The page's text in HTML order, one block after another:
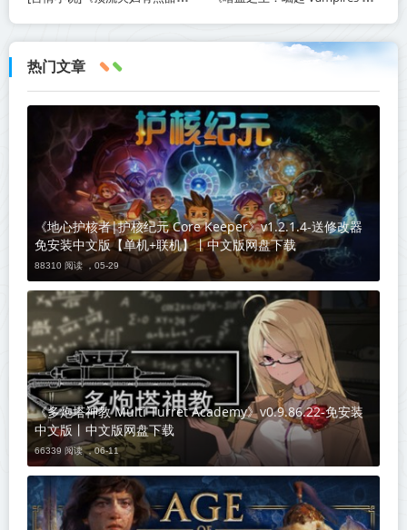
热门文章
《地心护核者|护核纪元 Core Keeper》v1.2.1.4-送修改器
免安装中文版【单机+联机】丨中文版网盘下载
88310 阅读 ，05-29
《多炮塔神教 Multi Turret Academy》v0.9.86.22-免安装
中文版丨中文版网盘下载
66339 阅读 ，06-11